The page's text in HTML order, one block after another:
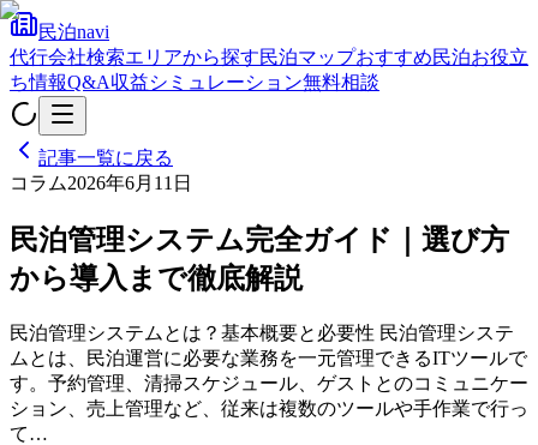
民泊navi
代行会社検索エリアから探す民泊マップおすすめ民泊お役立
ち情報Q&A収益シミュレーション無料相談
記事一覧に戻る
コラム2026年6月11日
民泊管理システム完全ガイド｜選び方
から導入まで徹底解説
民泊管理システムとは？基本概要と必要性 民泊管理システ
ムとは、民泊運営に必要な業務を一元管理できるITツールで
す。予約管理、清掃スケジュール、ゲストとのコミュニケー
ション、売上管理など、従来は複数のツールや手作業で行っ
て…